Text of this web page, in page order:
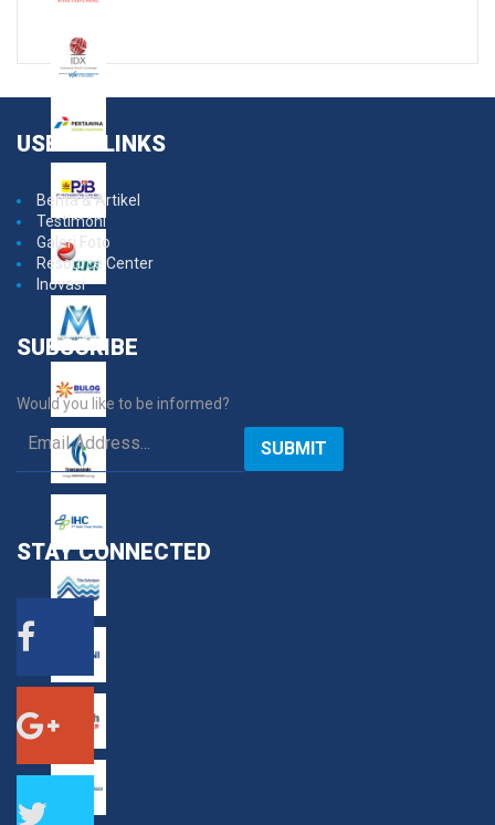
USEFUL LINKS
Berita & Artikel
Testimoni
Galeri Foto
Resource Center
Inovasi
SUBSCRIBE
Would you like to be informed?
SUBMIT
STAYCONNECTED